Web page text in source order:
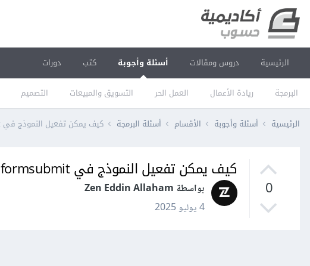
الرئيسية دروس ومقالات أسئلة وأجوبة
البرمجة ريادة الأعمال العمل الحر التسويق والمبيعات التصميم
كتب دورات
الرئيسية أسئلة وأجوبة الأقسام أسئلة البرمجة كيف يمكن تفعيل النموذج في formsubmit
0
كيف يمكن تفعيل النموذج في formsubmit
بواسطة Zen Eddin Allaham
4 يوليو 2025